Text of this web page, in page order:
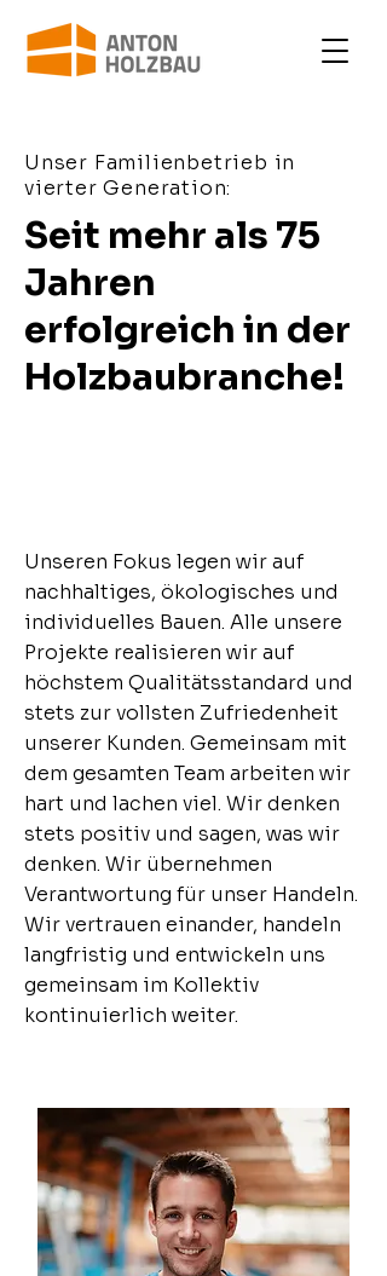
Unser Familienbetrieb in
vierter Generation:
Seit mehr als 75
Jahren
erfolgreich in der
Holzbaubranche!
Unseren Fokus legen wir auf
nachhaltiges, ökologisches und
individuelles Bauen. Alle unsere
Projekte realisieren wir auf
höchstem Qualitätsstandard und
stets zur vollsten Zufriedenheit
unserer Kunden. Gemeinsam mit
dem gesamten Team arbeiten wir
hart und lachen viel. Wir denken
stets positiv und sagen, was wir
denken. Wir übernehmen
Verantwortung für unser Handeln.
Wir vertrauen einander, handeln
langfristig und entwickeln uns
gemeinsam im Kollektiv
kontinuierlich weiter.